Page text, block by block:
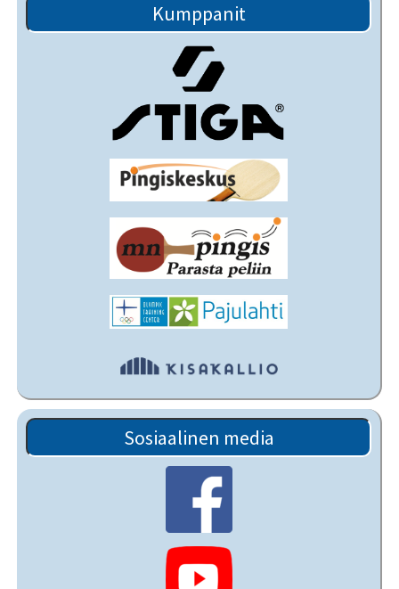
Kumppanit
Sosiaalinen media